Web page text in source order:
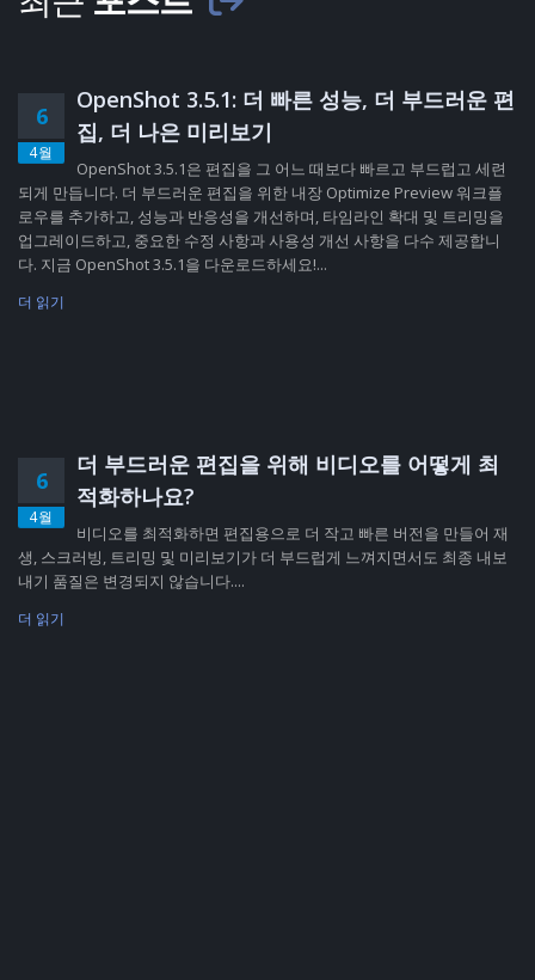
6
4월
OpenShot 3.5.1: 더 빠른 성능, 더 부드러운 편
집, 더 나은 미리보기
OpenShot 3.5.1은 편집을 그 어느 때보다 빠르고 부드럽고 세련
되게 만듭니다. 더 부드러운 편집을 위한 내장 Optimize Preview 워크플
로우를 추가하고, 성능과 반응성을 개선하며, 타임라인 확대 및 트리밍을
업그레이드하고, 중요한 수정 사항과 사용성 개선 사항을 다수 제공합니
다. 지금 OpenShot 3.5.1을 다운로드하세요!...
더 읽기
6
4월
더 부드러운 편집을 위해 비디오를 어떻게 최
적화하나요?
비디오를 최적화하면 편집용으로 더 작고 빠른 버전을 만들어 재
생, 스크러빙, 트리밍 및 미리보기가 더 부드럽게 느껴지면서도 최종 내보
내기 품질은 변경되지 않습니다....
더 읽기